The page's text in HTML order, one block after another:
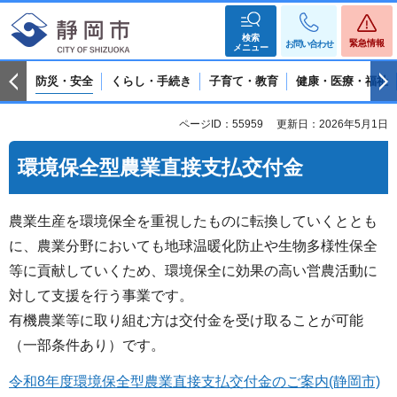
検索
メニュー
お問い合わせ 緊急情報
防災・安全 くらし・手続き 子育て・教育 健康・医療・福祉
ページID：55959 更新日：2026年5月1日
環境保全型農業直接支払交付金
農業生産を環境保全を重視したものに転換していくととも
に、農業分野においても地球温暖化防止や生物多様性保全
等に貢献していくため、環境保全に効果の高い営農活動に
対して支援を行う事業です。
有機農業等に取り組む方は交付金を受け取ることが可能
（一部条件あり）です。
令和8年度環境保全型農業直接支払交付金のご案内(静岡市)